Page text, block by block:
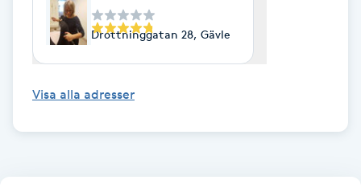
Gua Sha-massage
Hatha Yoga
Headspa
Drottninggatan 28, Gävle
Visa alla adresser